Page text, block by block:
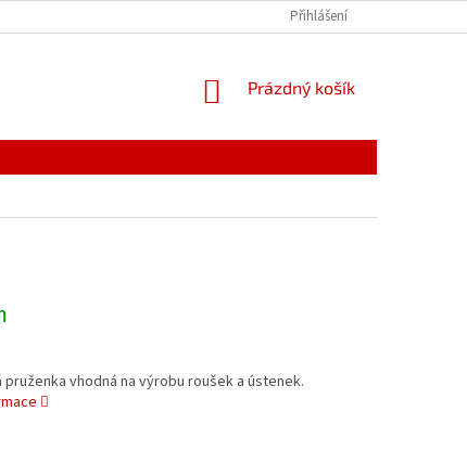
REKLAMACE
Přihlášení
NÁKUPNÍ
Prázdný košík
pruženka vhodná na výrobu roušek a ústenek.